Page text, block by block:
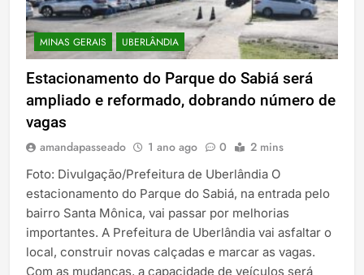
MINAS GERAIS UBERLÂNDIA
Estacionamento do Parque do Sabiá será
ampliado e reformado, dobrando número de
vagas
amandapasseado 1 ano ago 0 2 mins
Foto: Divulgação/Prefeitura de Uberlândia O
estacionamento do Parque do Sabiá, na entrada pelo
bairro Santa Mônica, vai passar por melhorias
importantes. A Prefeitura de Uberlândia vai asfaltar o
local, construir novas calçadas e marcar as vagas.
Com as mudanças, a capacidade de veículos será